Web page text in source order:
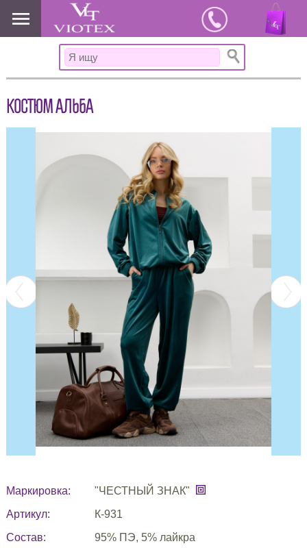
www.viotex37.ru
КОСТЮМ АЛЬБА
Маркировка:
"ЧЕСТНЫЙ ЗНАК"
Артикул:
К-931
Состав:
95% ПЭ, 5% лайкра